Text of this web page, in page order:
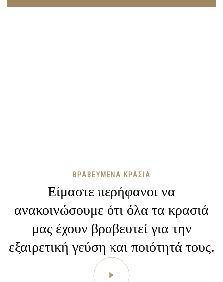
ΒΡΑΒΕΥΜΈΝΑ ΚΡΑΣΙΆ
Είμαστε περήφανοι να
ανακοινώσουμε ότι όλα τα κρασιά
μας έχουν βραβευτεί για την
εξαιρετική γεύση και ποιότητά τους.